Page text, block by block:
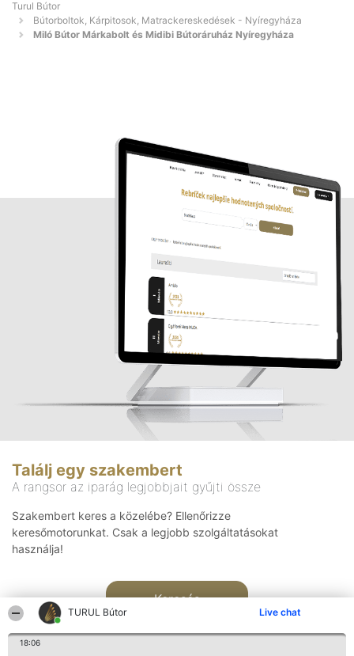
TURUL Bútor Live chat
18:06
Turul Bútor
Bútorboltok, Kárpitosok, Matrackereskedések - Nyíregyháza
Miló Bútor Márkabolt és Midibi Bútoráruház Nyíregyháza
Találj egy szakembert
A rangsor az iparág legjobbjait gyűjti össze
Szakembert keres a közelébe? Ellenőrizze
keresőmotorunkat. Csak a legjobb szolgáltatásokat
használja!
Keresés